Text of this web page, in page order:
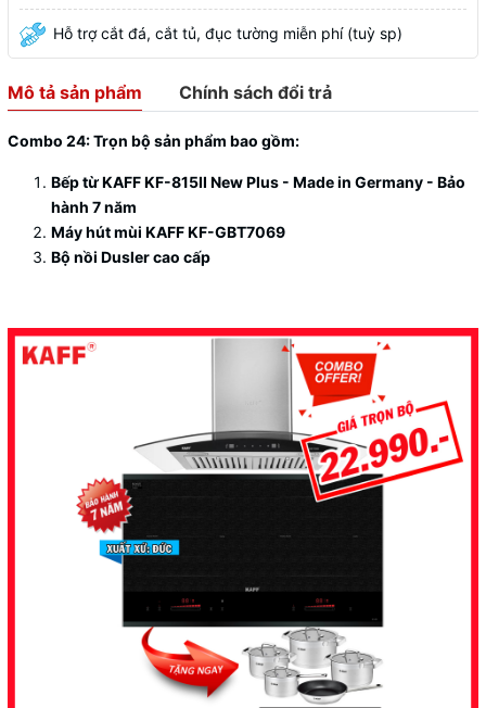
Hỗ trợ cắt đá, cắt tủ, đục tường miễn phí (tuỳ sp)
Mô tả sản phẩm Chính sách đổi trả
Combo 24: Trọn bộ sản phẩm bao gồm:
Bếp từ KAFF KF-815II New Plus - Made in Germany - Bảo
hành 7 năm
Máy hút mùi KAFF KF-GBT7069
Bộ nồi Dusler cao cấp